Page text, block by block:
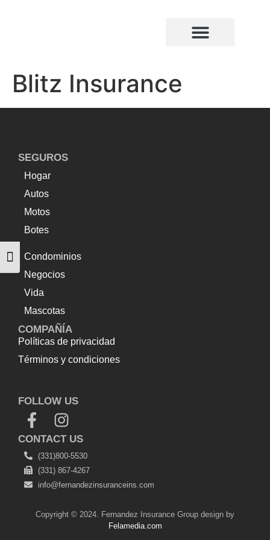
Alternar tamaño de letra
Blitz Insurance
SEGUROS
Hogar
Autos
Motos
Botes
Condominios
Negocios
Vida
Mascotas
COMPAÑÍA
Políticas de privacidad
Términos y condiciones
FOLLOW US
CONTACT US
(331)800-5530
(331) 867-4267
info@fernandezinsuranceins.com
Copyright © 2024. Fernandez Insurance Group design by
Felamedia.com